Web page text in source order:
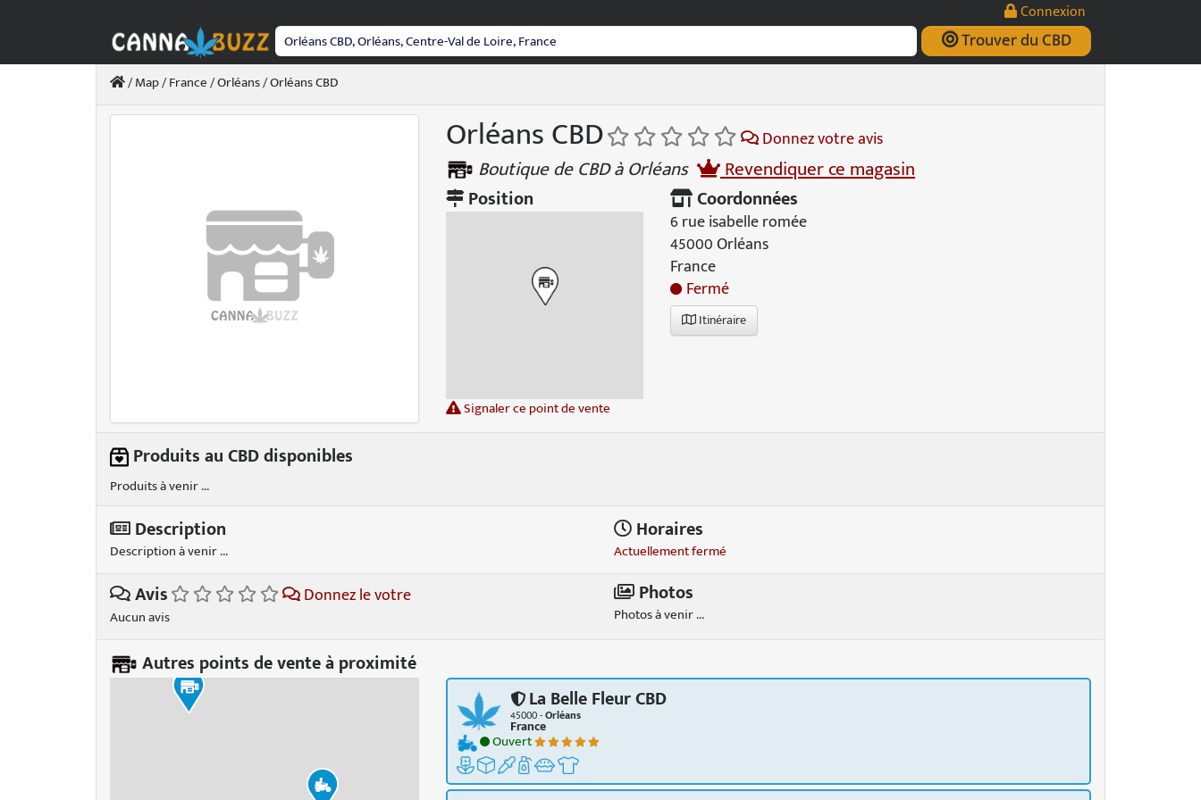
Connexion
Trouver du CBD
/Map/France/Orléans/ Orléans CBD
Orléans CBD Donnez votre avis
Boutique de CBD à Orléans Revendiquer ce magasin
Position
Signaler ce point de vente
Coordonnées
6 rue isabelle romée
45000 Orléans
France
Fermé
Itinéraire
Produits au CBD disponibles
Produits à venir ...
Description
Description à venir ...
Horaires
Actuellement fermé
Avis Donnez le votre
Aucun avis
Photos
Photos à venir ...
Autres points de vente à proximité
La Belle Fleur CBD
45000 -Orléans
France
Ouvert